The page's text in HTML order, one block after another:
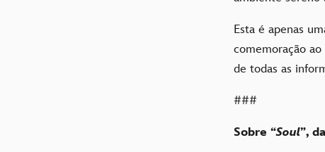
Esta é apenas
comemoração ao
de todas as
###
Sobre “Soul”,